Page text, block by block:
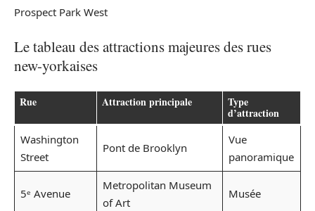
Prospect Park West
Le tableau des attractions majeures des rues
new-yorkaises
Rue Attraction principale Type
d’attraction
Washington
Street
Pont de Brooklyn
Vue
panoramique
5ᵉ Avenue
Metropolitan Museum
of Art
Musée